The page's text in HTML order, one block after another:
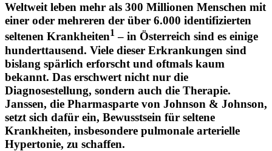
Weltweit leben mehr als 300 Millionen Menschen mit
einer oder mehreren der über 6.000 identifizierten
seltenen Krankheiten1 – in Österreich sind es einige
hunderttausend. Viele dieser Erkrankungen sind
bislang spärlich erforscht und oftmals kaum
bekannt. Das erschwert nicht nur die
Diagnosestellung, sondern auch die Therapie.
Janssen, die Pharmasparte von Johnson & Johnson,
setzt sich dafür ein, Bewusstsein für seltene
Krankheiten, insbesondere pulmonale arterielle
Hypertonie, zu schaffen.